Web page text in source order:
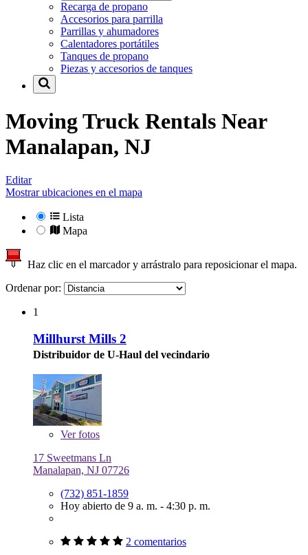
Recarga de propano
Accesorios para parrilla
Parrillas y ahumadores
Calentadores portátiles
Tanques de propano
Piezas y accesorios de tanques
Moving Truck Rentals Near
Manalapan, NJ
Editar
Mostrar ubicaciones en el mapa
Lista
Mapa
Haz clic en el marcador y arrástralo para reposicionar el mapa.
Ordenar por:
1
Millhurst Mills 2
Distribuidor de U-Haul del vecindario
Verfotos
17 Sweetmans Ln
Manalapan, NJ 07726
(732) 851-1859
Hoy abierto de 9 a. m. - 4:30 p. m.
2 comentarios